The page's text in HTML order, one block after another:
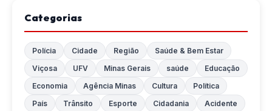
Categorias
Polícia Cidade Região
Saúde & Bem Estar
Viçosa
UFV Minas Gerais saúde
Educação
Economia
Agência Minas Cultura
Política
País
Trânsito Esporte Cidadania
Acidente